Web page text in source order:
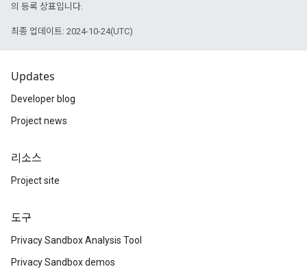
의 등록 상표입니다.
최종 업데이트: 2024-10-24(UTC)
Updates
Developer blog
Project news
리소스
Project site
도구
Privacy Sandbox Analysis Tool
Privacy Sandbox demos